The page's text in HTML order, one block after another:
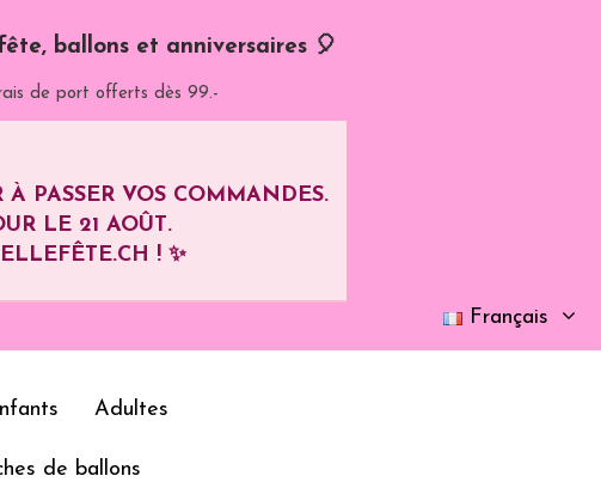
ballons et anniversaires 🎈
de port offerts dès 99.-
PASSER VOS COMMANDES.
LE 21 AOÛT.
! ✨
Français
Adultes
de ballons